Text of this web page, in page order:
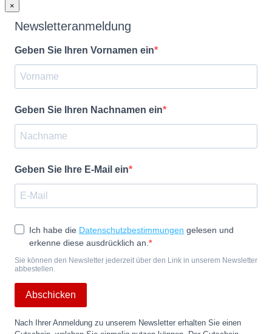
×
Newsletteranmeldung
Geben Sie Ihren Vornamen ein
Geben Sie Ihren Nachnamen ein
Geben Sie Ihre E-Mail ein
Ich habe die Datenschutzbestimmungen gelesen und
erkenne diese ausdrücklich an.
Sie können den Newsletter jederzeit über den Link in unserem Newsletter
abbestellen.
Abschicken
Nach Ihrer Anmeldung zu unserem Newsletter erhalten Sie einen